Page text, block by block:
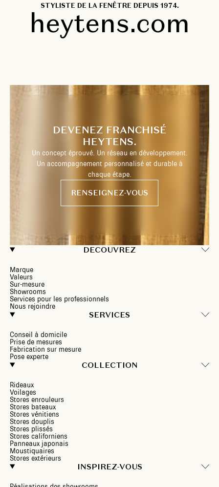
STYLISTE DE LA FENÊTRE DEPUIS 1974.
heytens.com
DECOUVREZ
Marque
Valeurs
Sur-mesure
Showrooms
Services pour les professionnels
Nous rejoindre
SERVICES
Conseil à domicile
Prise de mesures
Fabrication sur mesure
Pose experte
COLLECTION
Rideaux
Voilages
Stores enrouleurs
Stores bateaux
Stores vénitiens
Stores douplis
Stores plissés
Stores californiens
Panneaux japonais
Moustiquaires
Stores extérieurs
INSPIREZ-VOUS
DEVENEZ FRANCHISÉ
HEYTENS.
Un concept éprouvé. Un réseau en développement.
Un accompagnement personnalisé et durable à
chaque étape.
RENSEIGNEZ-VOUS